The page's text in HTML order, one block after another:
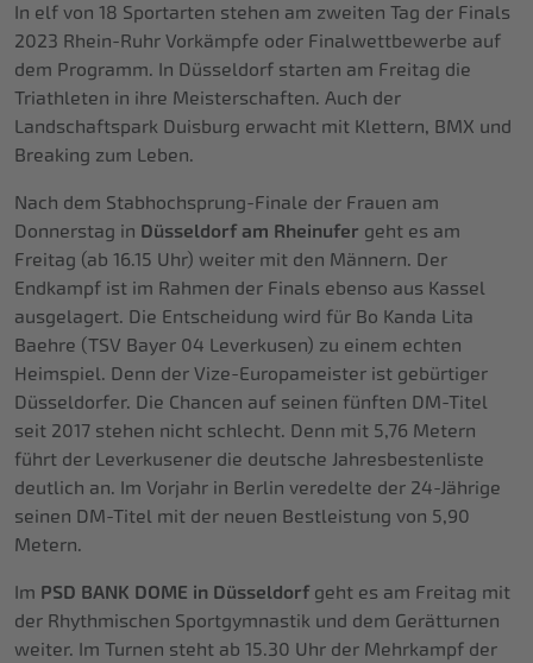
In elf von 18 Sportarten stehen am zweiten Tag der Finals
2023 Rhein-Ruhr Vorkämpfe oder Finalwettbewerbe auf
dem Programm. In Düsseldorf starten am Freitag die
Triathleten in ihre Meisterschaften. Auch der
Landschaftspark Duisburg erwacht mit Klettern, BMX und
Breaking zum Leben.
Nach dem Stabhochsprung-Finale der Frauen am
Donnerstag in Düsseldorf am Rheinufer geht es am
Freitag (ab 16.15 Uhr) weiter mit den Männern. Der
Endkampf ist im Rahmen der Finals ebenso aus Kassel
ausgelagert. Die Entscheidung wird für Bo Kanda Lita
Baehre (TSV Bayer 04 Leverkusen) zu einem echten
Heimspiel. Denn der Vize-Europameister ist gebürtiger
Düsseldorfer. Die Chancen auf seinen fünften DM-Titel
seit 2017 stehen nicht schlecht. Denn mit 5,76 Metern
führt der Leverkusener die deutsche Jahresbestenliste
deutlich an. Im Vorjahr in Berlin veredelte der 24-Jährige
seinen DM-Titel mit der neuen Bestleistung von 5,90
Metern.
Im PSD BANK DOME in Düsseldorfgeht es am Freitag mit
der Rhythmischen Sportgymnastik und dem Gerätturnen
weiter. Im Turnen steht ab 15.30 Uhr der Mehrkampf der